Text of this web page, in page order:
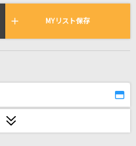
MYリスト保存